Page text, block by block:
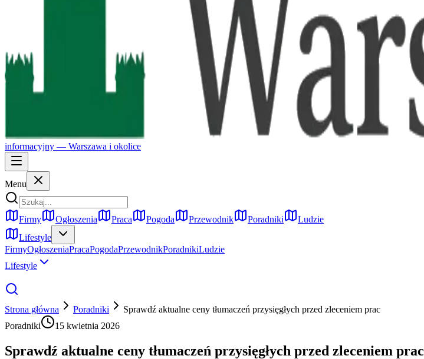
informacyjny — Warszawa i okolice
Menu
Firmy Ogłoszenia Praca Pogoda Przewodnik Poradniki
Ludzie
Lifestyle
FirmyOgłoszeniaPracaPogodaPrzewodnikPoradnikiLudzie
Lifestyle
Strona główna Poradniki
Sprawdź aktualne ceny tłumaczeń przysięgłych przed zleceniem prac
Poradniki
15 kwietnia 2026
Sprawdź aktualne ceny tłumaczeń przysięgłych przed zleceniem prac